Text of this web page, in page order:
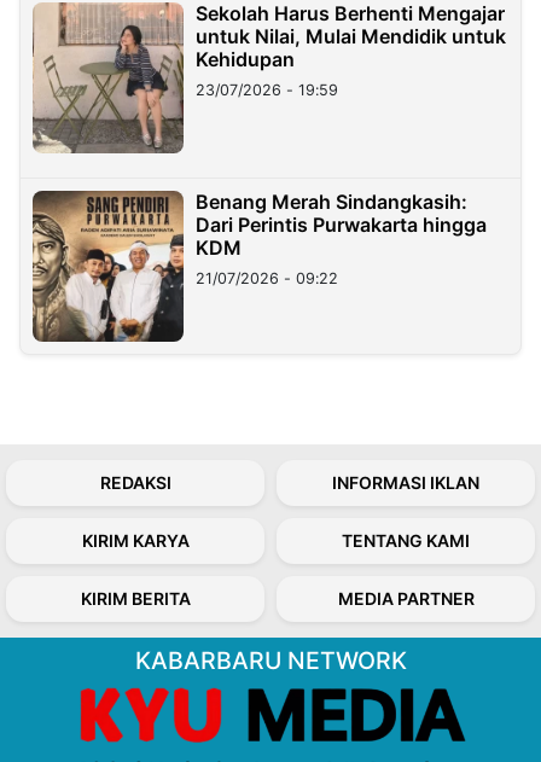
Sekolah Harus Berhenti Mengajar
untuk Nilai, Mulai Mendidik untuk
Kehidupan
23/07/2026 - 19:59
Benang Merah Sindangkasih:
Dari Perintis Purwakarta hingga
KDM
21/07/2026 - 09:22
REDAKSI INFORMASI IKLAN
KIRIM KARYA TENTANG KAMI
KIRIM BERITA MEDIA PARTNER
KABARBARU NETWORK